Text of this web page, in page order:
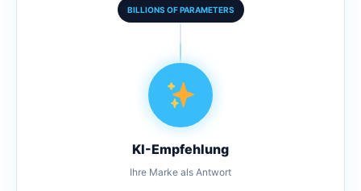
BILLIONS OF PARAMETERS
KI-Empfehlung
Ihre Marke als Antwort